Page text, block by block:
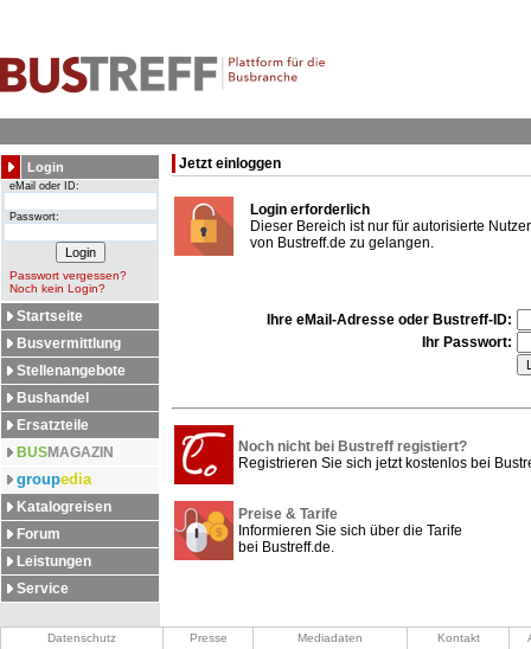
Login
eMail oder ID:
Passwort:
Passwort vergessen?
Noch kein Login?
Startseite
Busvermittlung
Stellenangebote
Bushandel
Ersatzteile
BUSMAGAZIN
groupedia
Katalogreisen
Forum
Leistungen
Service
Jetzt einloggen
Login erforderlich
Dieser Bereich ist nur für autorisierte
von Bustreff.de zu gelangen.
Ihre eMail-Adresse oder Bustreff-ID:
Ihr Passwort:
Noch nicht bei Bustreff registiert?
Registrieren Sie sich jetzt kostenlos bei
Preise & Tarife
Informieren Sie sich über die Tarife
bei Bustreff.de.
Datenschutz Presse Mediadaten Kontakt